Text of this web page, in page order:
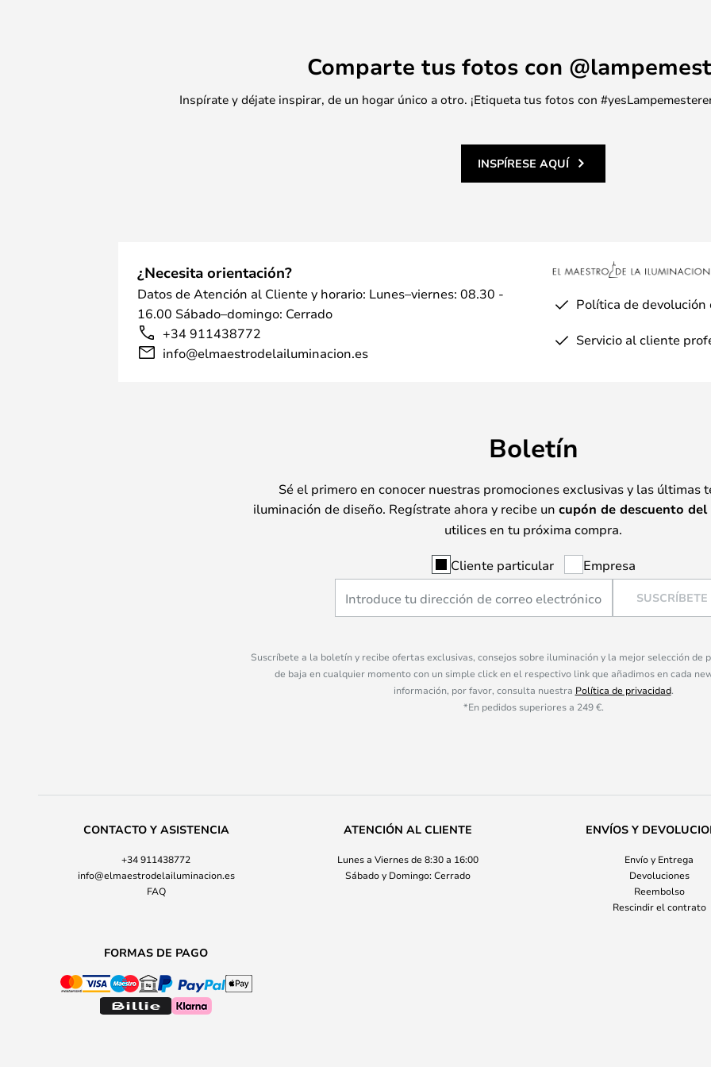
Comparte tus fotos con
Inspírate y déjate inspirar, de un hogar único a otro. ¡Etiqueta tus fotos con
INSPÍRESE AQUÍ
¿Necesita orientación?
Datos de Atención al Cliente y horario: Lunes–viernes: 08.30 -
16.00 Sábado–domingo: Cerrado
+34 911438772
info@elmaestrodelailuminacion.es
Política de devolución
Servicio al cliente
Boletín
Sé el primero en conocer nuestras promociones exclusivas y las últimas
iluminación de diseño. Regístrate ahora y recibe un cupón de descuento del
utilices en tu próxima compra.
Cliente particular Empresa
SUSCRÍBETE
Suscríbete a la boletín y recibe ofertas exclusivas, consejos sobre iluminación y la mejor selección de
de baja en cualquier momento con un simple click en el respectivo link que añadimos en cada
información, por favor, consulta nuestra Política de privacidad.
*En pedidos superiores a 249 €.
CONTACTO Y ASISTENCIA
+34 911438772
info@elmaestrodelailuminacion.es
FAQ
ATENCIÓN AL CLIENTE
Lunes a Viernes de 8:30 a 16:00
Sábado y Domingo: Cerrado
ENVÍOS Y
Envío y Entrega
Devoluciones
Reembolso
Rescindir el contrato
FORMAS DE PAGO